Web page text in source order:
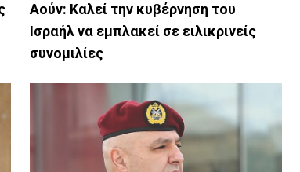
Αούν: Καλεί την κυβέρνηση του
Ισραήλ να εμπλακεί σε ειλικρινείς
συνομιλίες